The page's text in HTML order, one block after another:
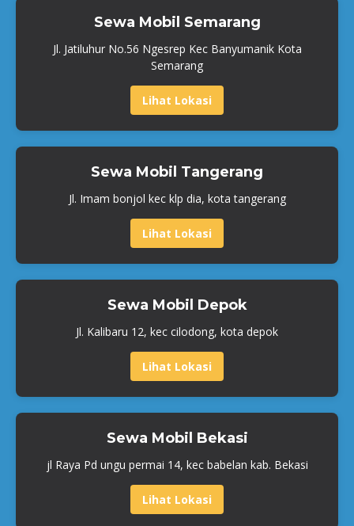
Sewa Mobil Semarang
Jl. Jatiluhur No.56 Ngesrep Kec Banyumanik Kota
Semarang
Lihat Lokasi
Sewa Mobil Tangerang
Jl. Imam bonjol kec klp dia, kota tangerang
Lihat Lokasi
Sewa Mobil Depok
Jl. Kalibaru 12, kec cilodong, kota depok
Lihat Lokasi
Sewa Mobil Bekasi
jl Raya Pd ungu permai 14, kec babelan kab. Bekasi
Lihat Lokasi